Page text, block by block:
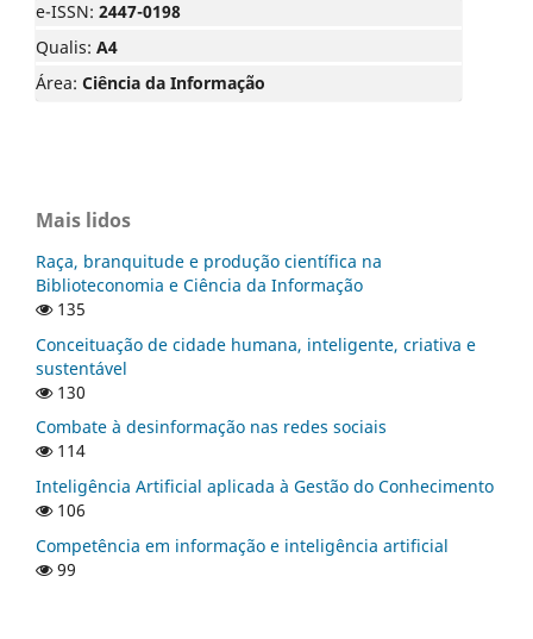
e-ISSN: 2447-0198
Qualis: A4
Área: Ciência da Informação
Mais lidos
Raça, branquitude e produção científica na
Biblioteconomia e Ciência da Informação
135
Conceituação de cidade humana, inteligente, criativa e
sustentável
130
Combate à desinformação nas redes sociais
114
Inteligência Artificial aplicada à Gestão do Conhecimento
106
Competência em informação e inteligência artificial
99